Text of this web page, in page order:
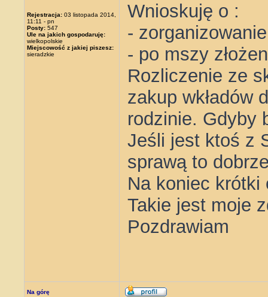
Rejestracja: 03 listopada 2014,
11:11 - pn
Posty: 547
Ule na jakich gospodaruję:
wielkopolskie
Miejscowość z jakiej piszesz:
sieradzkie
Wnioskuję o :
-
- po mszy
Rozliczenie ze
zakup wkładów
rodzinie. Gdyby
Jeśli jest ktoś z
sprawą to
Na koniec krótki
Takie jest moje
Pozdrawiam
Na górę